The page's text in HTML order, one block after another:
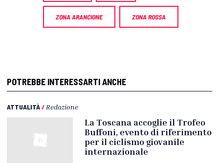
ZONA ARANCIONE ZONA ROSSA
POTREBBE INTERESSARTI ANCHE
ATTUALITÀ/ Redazione
La Toscana accoglie il Trofeo
Buffoni, evento di riferimento
per il ciclismo giovanile
internazionale